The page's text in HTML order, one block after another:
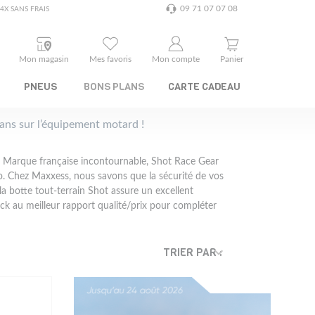
SANS FRAIS 09 71 07 07 08
Mon magasin Mes favoris Mon compte Panier
PNEUS BONS PLANS CARTE CADEAU
sur l’équipement motard !
française incontournable, Shot Race Gear
Maxxess, nous savons que la sécurité de vos
botte tout-terrain Shot assure un excellent
au meilleur rapport qualité/prix pour compléter
TRIER PAR :